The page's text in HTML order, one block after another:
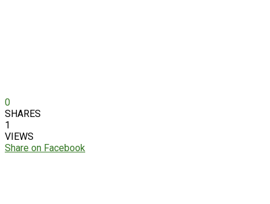
0
SHARES
1
VIEWS
Share on Facebook